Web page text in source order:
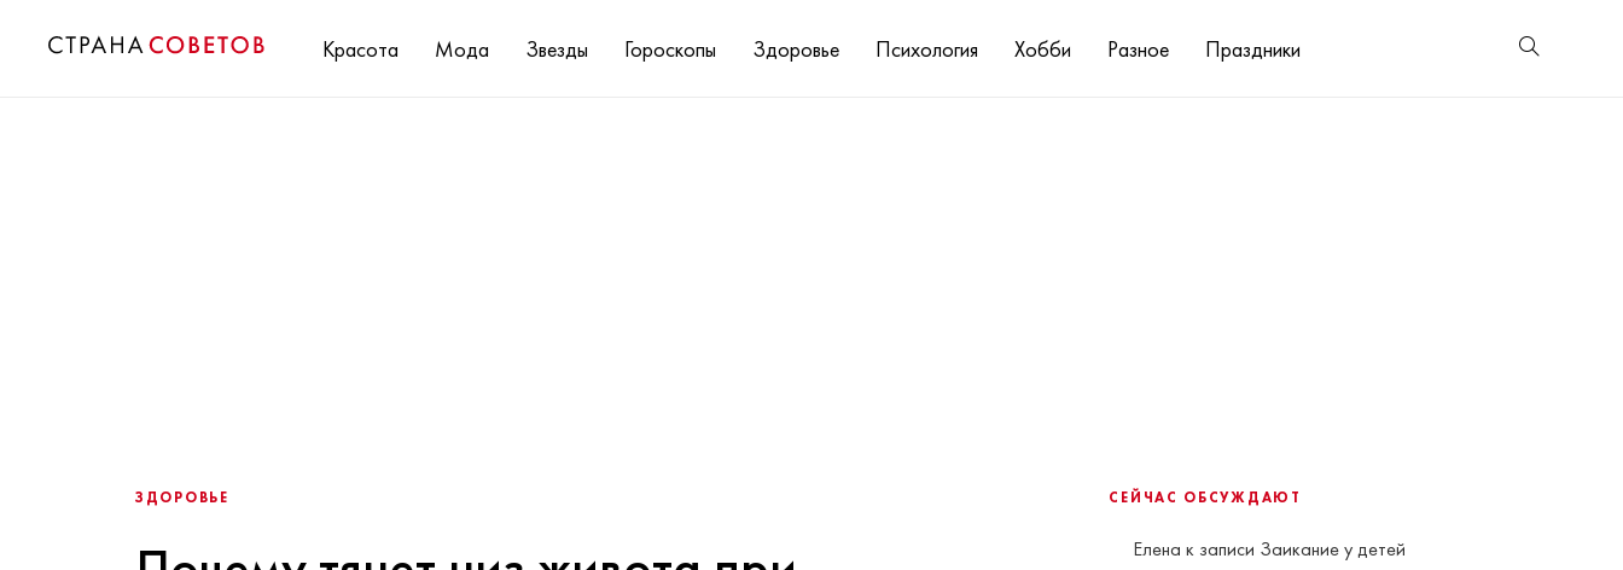
Красота Мода Звезды Гороскопы Здоровье Психология Хобби Разное Праздники
СЕЙЧАС ОБСУЖДАЮТ
Елена к записи Заикание у детей
ЗДОРОВЬЕ